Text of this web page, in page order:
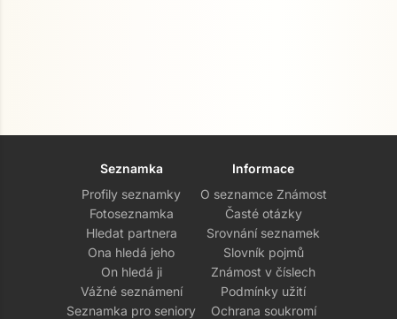
Seznamka
Profily seznamky
Fotoseznamka
Hledat partnera
Ona hledá jeho
On hledá ji
Vážné seznámení
Seznamka pro seniory
Informace
O seznamce Známost
Časté otázky
Srovnání seznamek
Slovník pojmů
Známost v číslech
Podmínky užití
Ochrana soukromí